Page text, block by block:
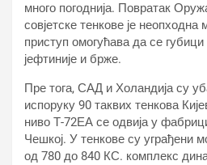
много погоднија. Повратак
совјетске тенкове је неопходна
приступ омогућава да се
јефтиније и брже.
Пре тога, САД и Холандија су
испоруку 90 таквих тенкова
ниво Т-72ЕА се одвија у
Чешкој. У тенкове су уграђени
од 780 до 840 КС. комплекс